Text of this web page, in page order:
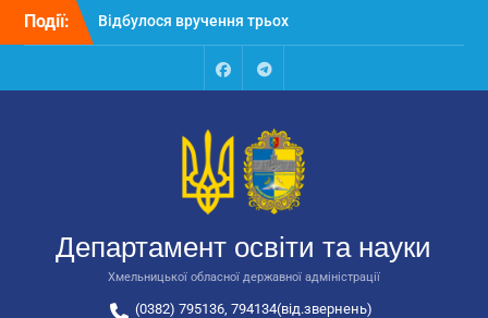
Перейти
Події:
Відбулося засідання
колегії Департаменту
освіти та науки обласної
державної адміністрації
відповідальних за
національно-патріотичне
автобусів для потреб
закладів освіти
FacebookTalegram
Департамент освіти та науки
Хмельницької обласної державної адміністрації
(0382) 795136, 794134(від.звернень)